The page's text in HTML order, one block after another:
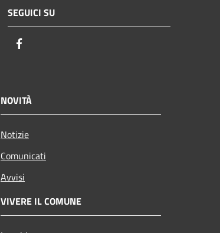
SEGUICI SU
NOVITÀ
Notizie
Comunicati
Avvisi
VIVERE IL COMUNE